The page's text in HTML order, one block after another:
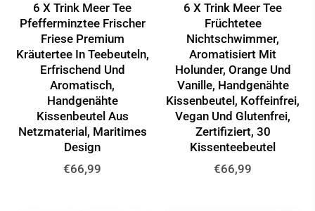
6 X Trink Meer Tee
Pfefferminztee Frischer
Friese Premium
Kräutertee In Teebeuteln,
Erfrischend Und
Aromatisch,
Handgenähte
Kissenbeutel Aus
Netzmaterial, Maritimes
Design
Normaler
€66,99
6 X Trink Meer Tee
Früchtetee
Nichtschwimmer,
Aromatisiert Mit
Holunder, Orange Und
Vanille, Handgenähte
Kissenbeutel, Koffeinfrei,
Vegan Und Glutenfrei,
Zertifiziert, 30
Kissenteebeutel
Normaler
€66,99